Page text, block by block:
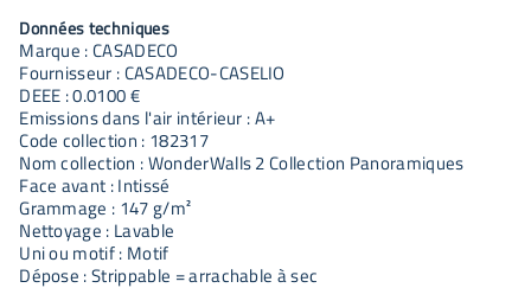
Données techniques
Marque : CASADECO
Fournisseur : CASADECO-CASELIO
DEEE : 0.0100 €
Emissions dans l'air intérieur : A+
Code collection : 182317
Nom collection : WonderWalls 2 Collection Panoramiques
Face avant : Intissé
Grammage : 147 g/m²
Nettoyage : Lavable
Uni ou motif : Motif
Dépose : Strippable = arrachable à sec